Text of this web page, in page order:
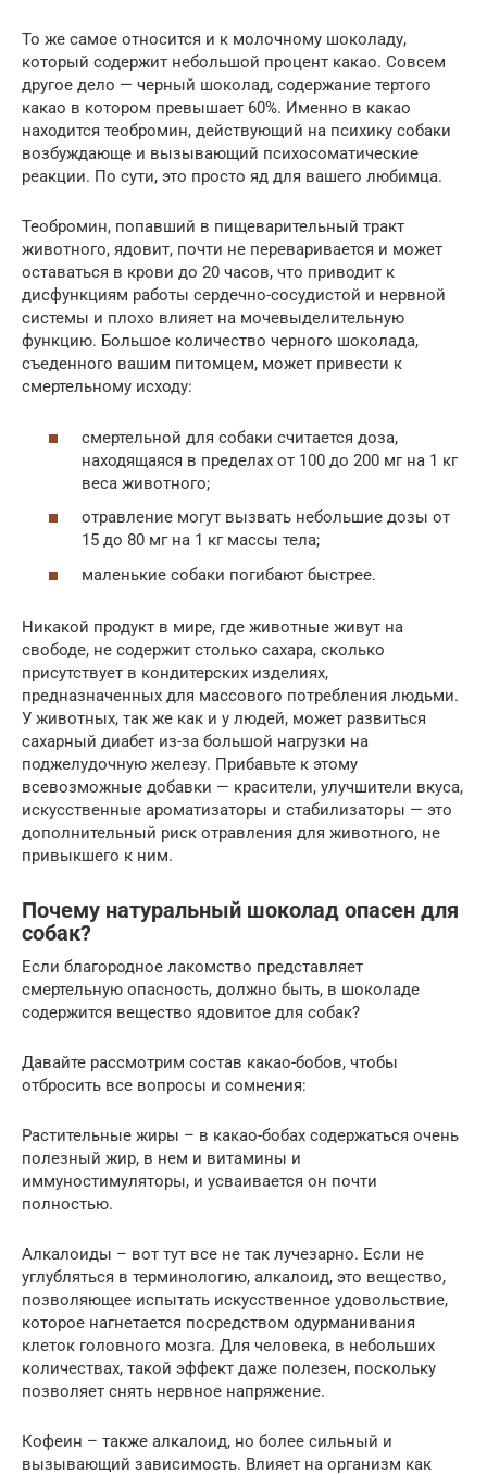
То же самое относится и к молочному шоколаду,
который содержит небольшой процент какао. Совсем
другое дело — черный шоколад, содержание тертого
какао в котором превышает 60%. Именно в какао
находится теобромин, действующий на психику собаки
возбуждающе и вызывающий психосоматические
реакции. По сути, это просто яд для вашего любимца.
Теобромин, попавший в пищеварительный тракт
животного, ядовит, почти не переваривается и может
оставаться в крови до 20 часов, что приводит к
дисфункциям работы сердечно-сосудистой и нервной
системы и плохо влияет на мочевыделительную
функцию. Большое количество черного шоколада,
съеденного вашим питомцем, может привести к
смертельному исходу:
смертельной для собаки считается доза,
находящаяся в пределах от 100 до 200 мг на 1 кг
веса животного;
отравление могут вызвать небольшие дозы от
15 до 80 мг на 1 кг массы тела;
маленькие собаки погибают быстрее.
Никакой продукт в мире, где животные живут на
свободе, не содержит столько сахара, сколько
присутствует в кондитерских изделиях,
предназначенных для массового потребления людьми.
У животных, так же как и у людей, может развиться
сахарный диабет из-за большой нагрузки на
поджелудочную железу. Прибавьте к этому
всевозможные добавки — красители, улучшители вкуса,
искусственные ароматизаторы и стабилизаторы — это
дополнительный риск отравления для животного, не
привыкшего к ним.
Почему натуральный шоколад опасен для
собак?
Если благородное лакомство представляет
смертельную опасность, должно быть, в шоколаде
содержится вещество ядовитое для собак?
Давайте рассмотрим состав какао-бобов, чтобы
отбросить все вопросы и сомнения:
Растительные жиры – в какао-бобах содержаться очень
полезный жир, в нем и витамины и
иммуностимуляторы, и усваивается он почти
полностью.
Алкалоиды – вот тут все не так лучезарно. Если не
углубляться в терминологию, алкалоид, это вещество,
позволяющее испытать искусственное удовольствие,
которое нагнетается посредством одурманивания
клеток головного мозга. Для человека, в небольших
количествах, такой эффект даже полезен, поскольку
позволяет снять нервное напряжение.
Кофеин – также алкалоид, но более сильный и
вызывающий зависимость. Влияет на организм как